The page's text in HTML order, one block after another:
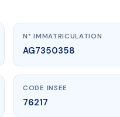
N° IMMATRICULATION
AG7350358
CODE INSEE
76217